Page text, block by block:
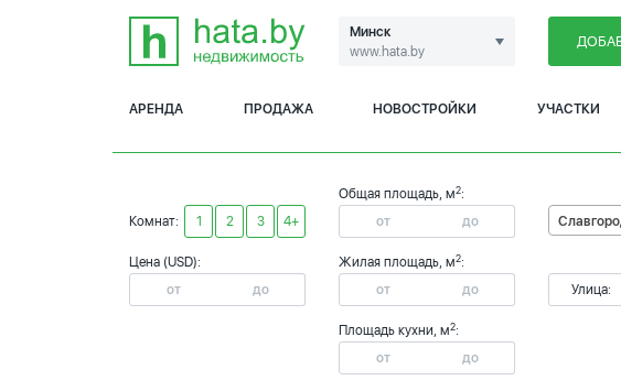
Минск
www.hata.by
АРЕНДА ПРОДАЖА НОВОСТРОЙКИ УЧАСТКИ
Комнат: 1 2 3 4+
Цена (USD):
Общая площадь, м2:
Жилая площадь, м2:
Площадь кухни, м2:
Улица: